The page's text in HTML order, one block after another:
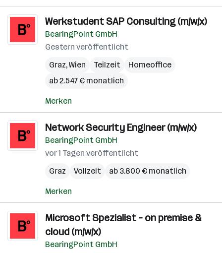
Werkstudent SAP Consulting (m/w/x)
BearingPoint GmbH
Gestern veröffentlicht
Graz,Wien Teilzeit
Homeoffice
ab 2.547 € monatlich
Merken
Network Security Engineer (m/w/x)
BearingPoint GmbH
vor 1 Tagen veröffentlicht
Graz
Vollzeit ab 3.800 € monatlich
Merken
Microsoft Spezialist – on premise &
cloud (m/w/x)
BearingPoint GmbH